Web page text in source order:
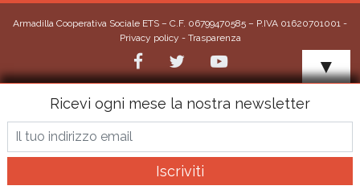
Armadilla Cooperativa Sociale ETS – C.F. 06799470585 – P.IVA 01620701001 -
Privacy policy - Trasparenza
▼
Ricevi ogni mese la nostra newsletter